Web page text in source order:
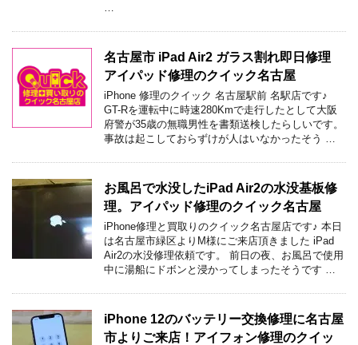
名古屋市 iPad Air2 ガラス割れ即日修理
アイパッド修理のクイック名古屋
iPhone 修理のクイック 名古屋駅前 名駅店です♪
GT-Rを運転中に時速280Kmで走行したとして大阪
府警が35歳の無職男性を書類送検したらしいです。
事故は起こしておらずけが人はいなかったそう …
お風呂で水没したiPad Air2の水没基板修
理。アイパッド修理のクイック名古屋
iPhone修理と買取りのクイック名古屋店です♪ 本日
は名古屋市緑区よりM様にご来店頂きました iPad
Air2の水没修理依頼です。 前日の夜、お風呂で使用
中に湯船にドボンと浸かってしまったそうです …
iPhone 12のバッテリー交換修理に名古屋
市よりご来店！アイフォン修理のクイッ